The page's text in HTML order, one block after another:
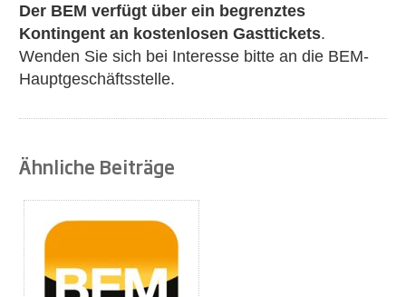
Der BEM verfügt über ein begrenztes
Kontingent an kostenlosen Gasttickets.
Wenden Sie sich bei Interesse bitte an die BEM-
Hauptgeschäftsstelle.
Ähnliche Beiträge